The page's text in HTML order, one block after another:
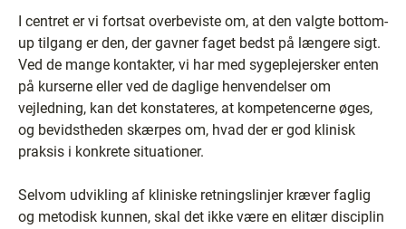
I centret er vi fortsat overbeviste om, at den valgte bottom-
up tilgang er den, der gavner faget bedst på længere sigt.
Ved de mange kontakter, vi har med sygeplejersker enten
på kurserne eller ved de daglige henvendelser om
vejledning, kan det konstateres, at kompetencerne øges,
og bevidstheden skærpes om, hvad der er god klinisk
praksis i konkrete situationer.
Selvom udvikling af kliniske retningslinjer kræver faglig
og metodisk kunnen, skal det ikke være en elitær disciplin